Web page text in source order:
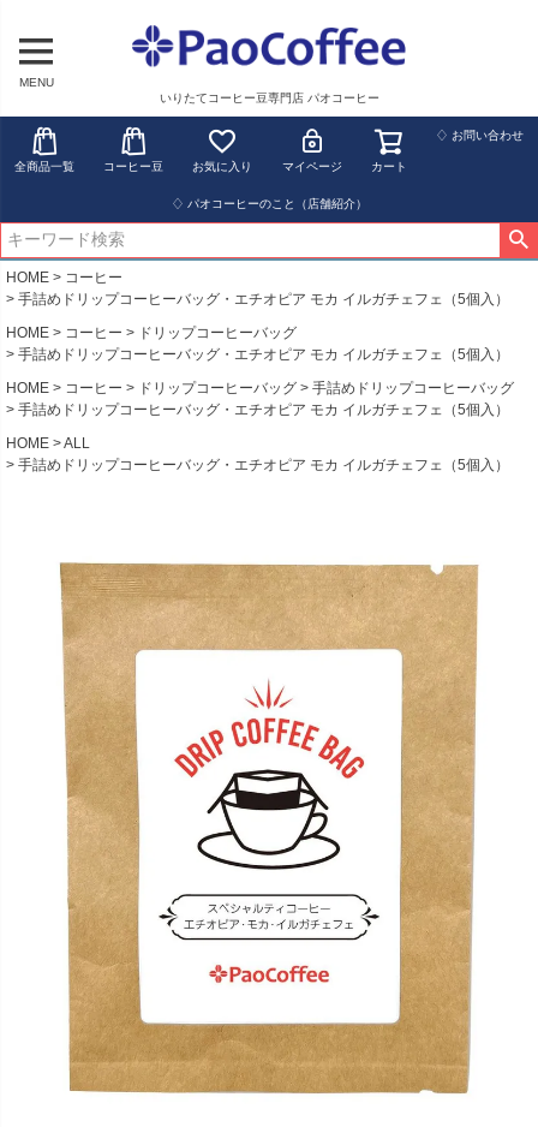
MENU
いりたてコーヒー豆専門店 パオコーヒー
全商品一覧 コーヒー豆 お気に入り マイページ カート
♢ お問い合わせ
♢ パオコーヒーのこと（店舗紹介）
HOME
コーヒー
手詰めドリップコーヒーバッグ・エチオピア モカ イルガチェフェ（5個入）
HOME
コーヒー
ドリップコーヒーバッグ
手詰めドリップコーヒーバッグ・エチオピア モカ イルガチェフェ（5個入）
HOME
コーヒー ドリップコーヒーバッグ
手詰めドリップコーヒーバッグ
手詰めドリップコーヒーバッグ・エチオピア モカ イルガチェフェ（5個入）
HOME
ALL
手詰めドリップコーヒーバッグ・エチオピア モカ イルガチェフェ（5個入）